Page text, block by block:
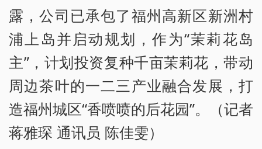
露，公司已承包了福州高新区新洲村
浦上岛并启动规划，作为“茉莉花岛
主”，计划投资复种千亩茉莉花，带动
周边茶叶的一二三产业融合发展，打
造福州城区“香喷喷的后花园”。（记者
蒋雅琛 通讯员 陈佳雯）